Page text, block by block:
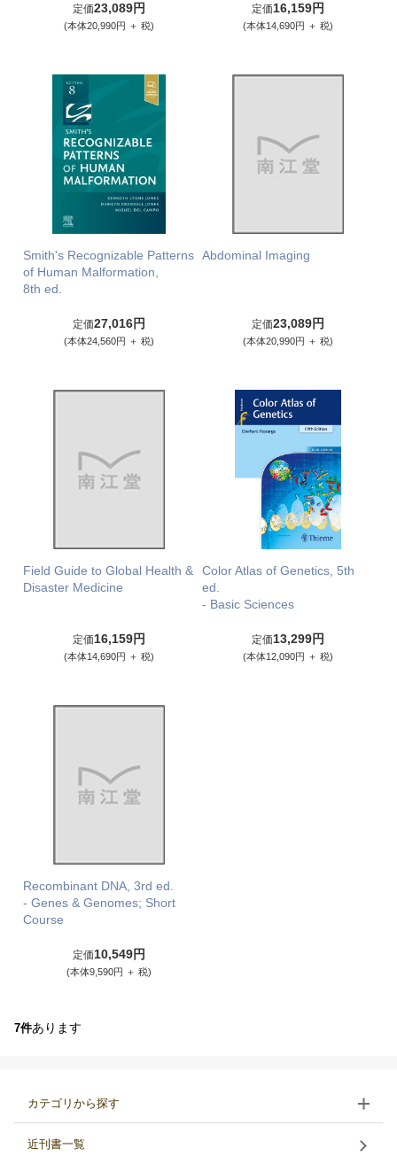
定価23,089円
(本体20,990円 ＋ 税)
定価16,159円
(本体14,690円 ＋ 税)
Smith's Recognizable Patterns
of Human Malformation,
8th ed.
定価27,016円
(本体24,560円 ＋ 税)
Abdominal Imaging
定価23,089円
(本体20,990円 ＋ 税)
Field Guide to Global Health &
Disaster Medicine
定価16,159円
(本体14,690円 ＋ 税)
Color Atlas of Genetics, 5th
ed.
- Basic Sciences
定価13,299円
(本体12,090円 ＋ 税)
Recombinant DNA, 3rd ed.
- Genes & Genomes; Short
Course
定価10,549円
(本体9,590円 ＋ 税)
7件あります
カテゴリから探す
近刊書一覧